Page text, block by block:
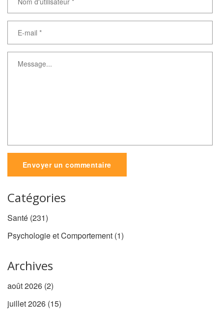
Envoyer un commentaire
Catégories
Santé (231)
Psychologie et Comportement (1)
Archives
août 2026 (2)
juillet 2026 (15)